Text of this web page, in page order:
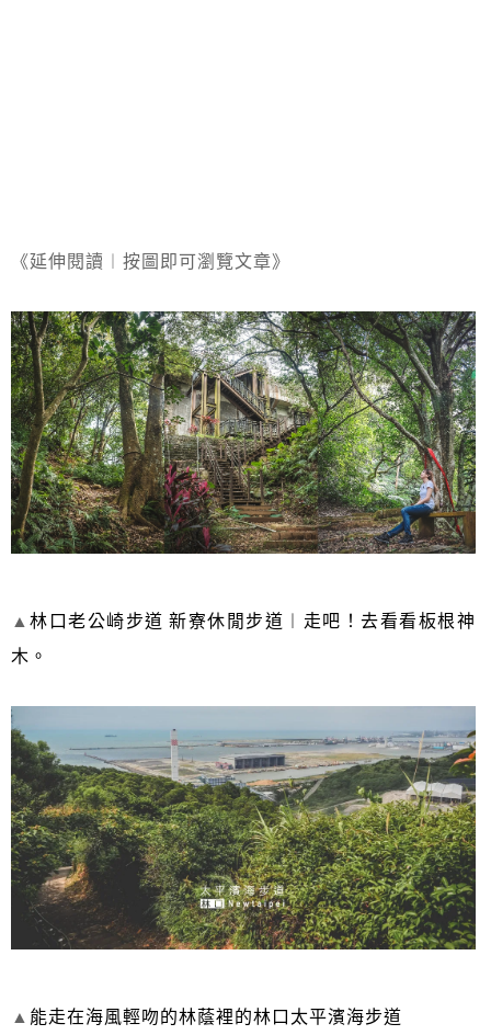
《延伸閱讀︱按圖即可瀏覽文章》
▲林口老公崎步道 新寮休閒步道︱走吧！去看看板根神
木。
▲ 能走在海風輕吻的林蔭裡的林口太平濱海步道